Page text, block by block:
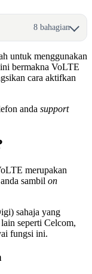
8 bahagian
untuk menggunakan
bermakna VoLTE
cara aktifkan
anda support
merupakan
sambil on
sahaja yang
seperti Celcom,
fungsi ini.